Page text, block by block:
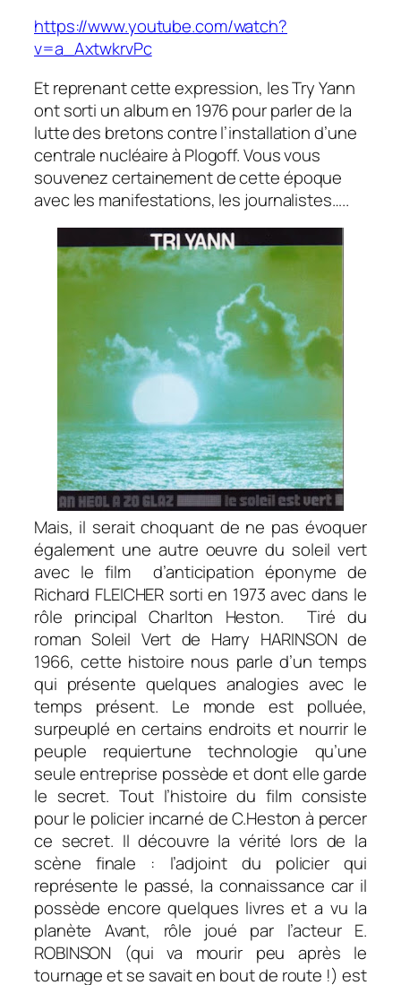
https://www.youtube.com/watch?
v=a_AxtwkrvPc
Et reprenant cette expression, les Try Yann
ont sorti un album en 1976 pour parler de la
lutte des bretons contre l’installation d’une
centrale nucléaire à Plogoff. Vous vous
souvenez certainement de cette époque
avec les manifestations, les journalistes…..
Mais, il serait choquant de ne pas évoquer
également une autre oeuvre du soleil vert
avec le film d’anticipation éponyme de
Richard FLEICHER sorti en 1973 avec dans le
rôle principal Charlton Heston. Tiré du
roman Soleil Vert de Harry HARINSON de
1966, cette histoire nous parle d’un temps
qui présente quelques analogies avec le
temps présent. Le monde est polluée,
surpeuplé en certains endroits et nourrir le
peuple requiertune technologie qu’une
seule entreprise possède et dont elle garde
le secret. Tout l’histoire du film consiste
pour le policier incarné de C.Heston à percer
ce secret. Il découvre la vérité lors de la
scène finale : l’adjoint du policier qui
représente le passé, la connaissance car il
possède encore quelques livres et a vu la
planète Avant, rôle joué par l’acteur E.
ROBINSON (qui va mourir peu après le
tournage et se savait en bout de route !) est